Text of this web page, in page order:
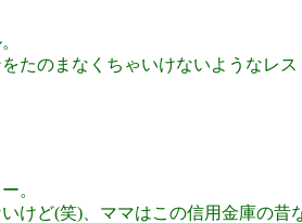
たのまなくちゃいけないようなレ
。
けど(笑)、ママはこの信用金庫の